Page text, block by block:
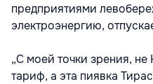
предприятиями
электроэнергию,
„С моей точки зрения, не
тариф, а эта пиявка